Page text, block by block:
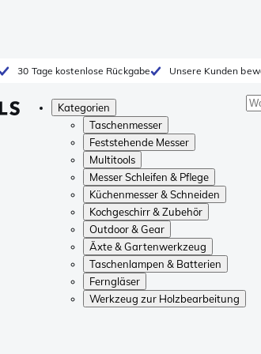
30 Tage kostenlose Rückgabe Unsere Kunden
Kategorien
Taschenmesser
Feststehende Messer
Multitools
Messer Schleifen & Pflege
Küchenmesser & Schneiden
Kochgeschirr & Zubehör
Outdoor & Gear
Äxte & Gartenwerkzeug
Taschenlampen & Batterien
Ferngläser
Werkzeug zur Holzbearbeitung